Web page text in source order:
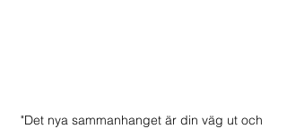
"Det nya sammanhanget är din väg ut och